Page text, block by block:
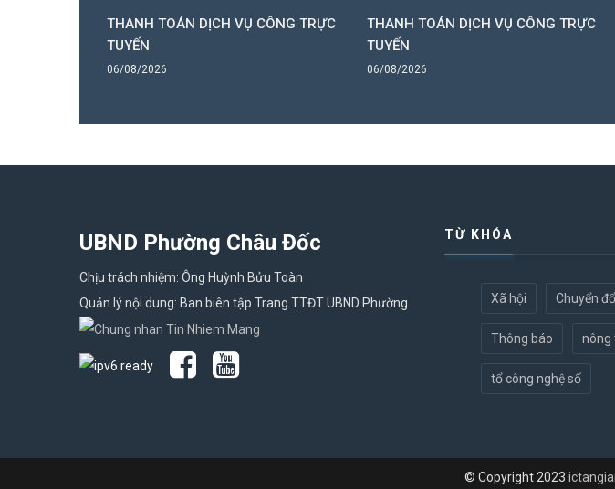
THANH TOÁN DỊCH VỤ CÔNG TRỰC
TUYẾN
06/08/2026
THANH TOÁN DỊCH VỤ CÔNG TRỰC
TUYẾN
06/08/2026
UBND Phường Châu Đốc
Chịu trách nhiệm: Ông Huỳnh Bửu Toàn
Quản lý nội dung: Ban biên tập Trang TTĐT UBND Phường
TỪ KHÓA
Xã hội Chuyển
Thông báo nông
tổ công nghệ số
© Copyright 2023